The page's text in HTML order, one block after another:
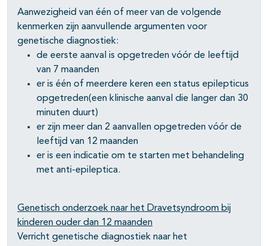
Aanwezigheid van één of meer van de volgende
kenmerken zijn aanvullende argumenten voor
genetische diagnostiek:
de eerste aanval is opgetreden vóór de leeftijd
van 7 maanden
er is één of meerdere keren een status epilepticus
opgetreden(een klinische aanval die langer dan 30
minuten duurt)
er zijn meer dan 2 aanvallen opgetreden vóór de
leeftijd van 12 maanden
er is een indicatie om te starten met behandeling
met anti-epileptica.
Genetisch onderzoek naar het Dravetsyndroom bij
kinderen ouder dan 12 maanden
Verricht genetische diagnostiek naar het